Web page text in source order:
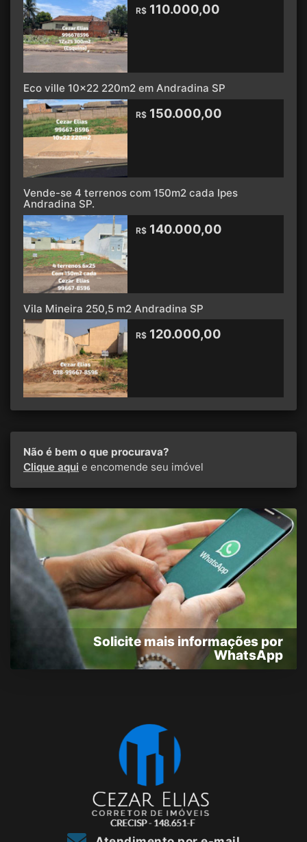
R$ 110.000,00
Eco ville 10x22 220m2 em Andradina SP
R$ 150.000,00
Vende-se 4 terrenos com 150m2 cada Ipes
Andradina SP.
R$ 140.000,00
Vila Mineira 250,5 m2 Andradina SP
R$ 120.000,00
Não é bem o que procurava?
Clique aqui e encomende seu imóvel
Solicite mais informações por
WhatsApp